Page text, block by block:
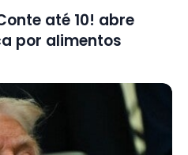
até 10! abre
por alimentos